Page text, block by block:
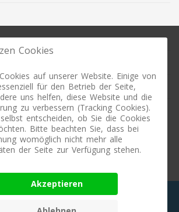
All rights reserved. Profimasking -
Cookies
auf unserer Website. Einige von
für den Betrieb der Seite,
uns helfen, diese Website und die
zu verbessern (Tracking Cookies).
entscheiden, ob Sie die Cookies
Bitte beachten Sie, dass bei
womöglich nicht mehr alle
der Seite zur Verfügung stehen.
Akzeptieren